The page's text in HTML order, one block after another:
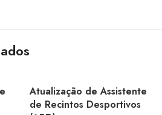
Atualização de Assistente
de Recintos Desportivos